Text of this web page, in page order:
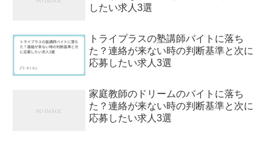
したい求人3選
トライプラスの塾講師バイトに落ち
た？連絡が来ない時の判断基準と次に
応募したい求人3選
家庭教師のドリームのバイトに落ち
た？連絡が来ない時の判断基準と次に
応募したい求人3選